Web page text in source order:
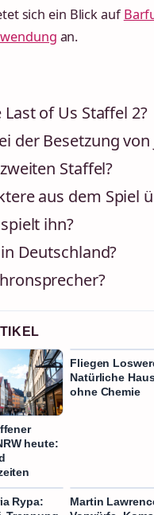
sich ein Blick auf
an.
of Us Staffel 2?
der Besetzung von
Staffel?
aus dem Spiel
ihn?
Deutschland?
heute:
Fliegen
Natürliche
ohne Chemie
Rypa:
Martin